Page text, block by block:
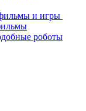
и игры
роботы